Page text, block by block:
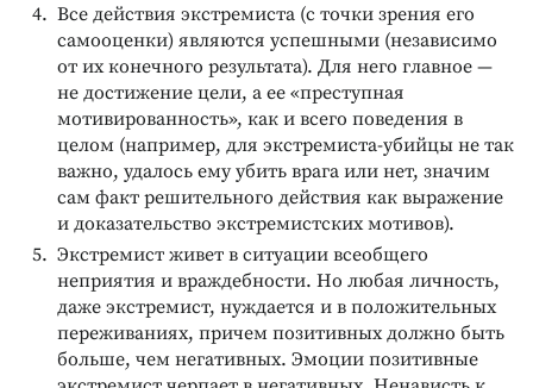
Все действия экстремиста (с точки зрения его
самооценки) являются успешными (независимо
от их конечного результата). Для него главное —
не достижение цели, а ее «преступная
мотивированность», как и всего поведения в
целом (например, для экстремиста-убийцы не так
важно, удалось ему убить врага или нет, значим
сам факт решительного действия как выражение
и доказательство экстремистских мотивов).
Экстремист живет в ситуации всеобщего
неприятия и враждебности. Но любая личность,
даже экстремист, нуждается и в положительных
переживаниях, причем позитивных должно быть
больше, чем негативных. Эмоции позитивные